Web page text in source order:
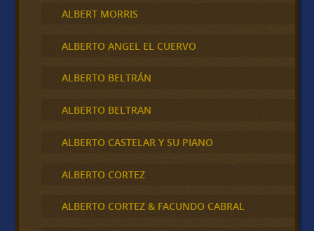
ALBERT MORRIS
ALBERTO ANGEL EL CUERVO
ALBERTO BELTRÁN
ALBERTO BELTRAN
ALBERTO CASTELAR Y SU PIANO
ALBERTO CORTEZ
ALBERTO CORTEZ & FACUNDO CABRAL